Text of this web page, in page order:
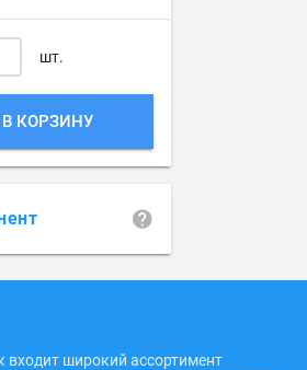
шт.
КОРЗИНУ
входит широкий ассортимент